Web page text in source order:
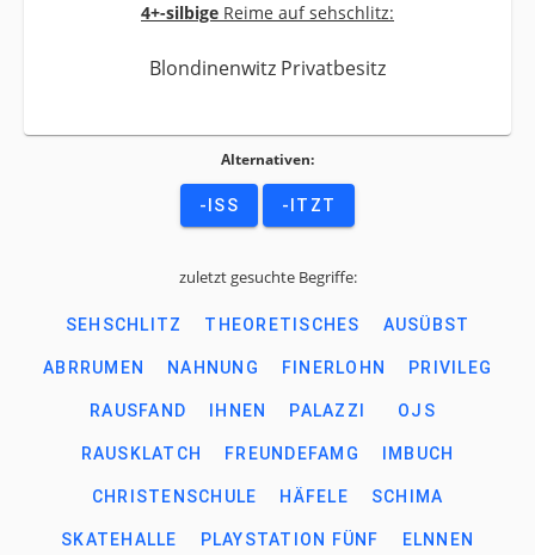
4+-silbige Reime auf sehschlitz:
Blondinenwitz Privatbesitz
Alternativen:
-ISS -ITZT
zuletzt gesuchte Begriffe:
SEHSCHLITZ THEORETISCHES AUSÜBST
ABRRUMEN NAHNUNG FINERLOHN PRIVILEG
RAUSFAND IHNEN PALAZZI OJS
RAUSKLATCH FREUNDEFAMG IMBUCH
CHRISTENSCHULE HÄFELE SCHIMA
SKATEHALLE PLAYSTATION FÜNF ELNNEN